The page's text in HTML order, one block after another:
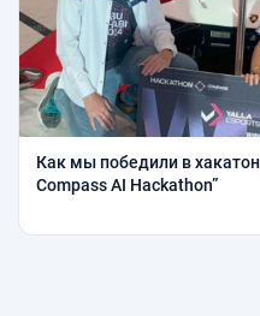
Как мы победили в
Compass AI Hackathon”